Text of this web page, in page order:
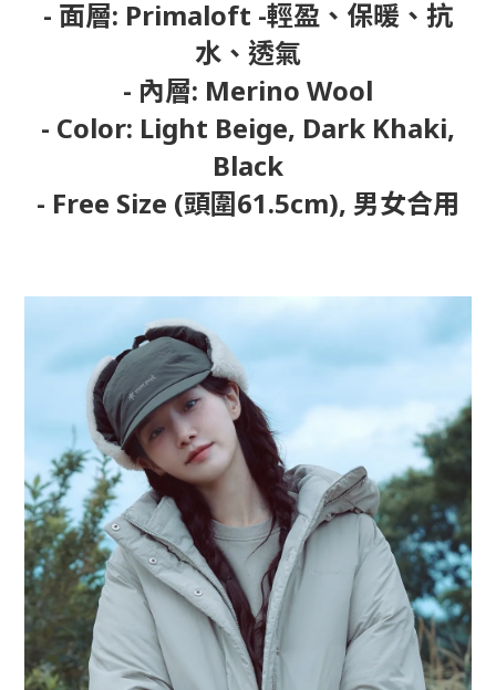
- 面層: Primaloft -輕盈、保暖、抗
水、透氣
- 內層: Merino Wool
- Color: Light Beige, Dark Khaki,
Black
- Free Size (頭圍61.5cm), 男女合用